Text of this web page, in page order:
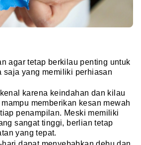
agar tetap berkilau penting untuk
saja yang memiliki perhiasan
karena keindahan dan kilau
memberikan kesan mewah
penampilan. Meski memiliki
sangat tinggi, berlian tetap
yang tepat.